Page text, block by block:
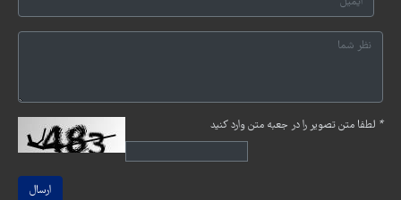
* لطفا متن تصویر را در جعبه متن وارد کنید
ارسال